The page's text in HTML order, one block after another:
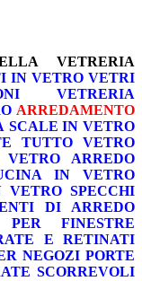
VETRERIA
IN VETRO VETRI
VETRERIA
ARREDAMENTO
SCALE IN VETRO
TUTTO VETRO
ARREDO
IN VETRO
VETRO SPECCHI
DI ARREDO
PER FINESTRE
E RETINATI
NEGOZI PORTE
SCORREVOLI